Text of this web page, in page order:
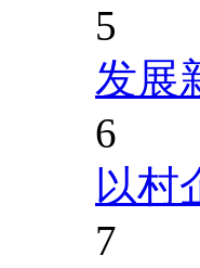
5
发展
6
以村
7